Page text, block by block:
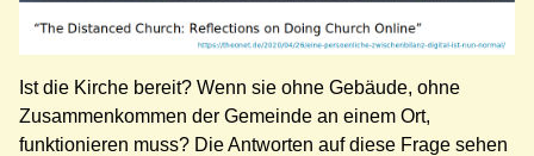
Ist die Kirche bereit? Wenn sie ohne Gebäude, ohne
Zusammenkommen der Gemeinde an einem Ort,
funktionieren muss? Die Antworten auf diese Frage sehen